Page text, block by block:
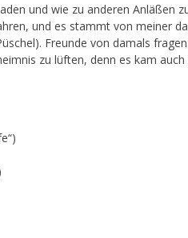
und wie zu anderen Anläßen
und es stammt von meiner
Freunde von damals
zu lüften, denn es kam